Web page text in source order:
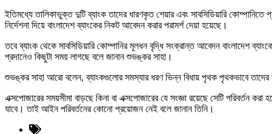
ইতিমধ্যে তালিকাভুক্ত দুটি ব্যাংক তাদের ধারণকৃত শেয়ার এবং সাবসিডিয়ারি
নির্দেশনা দিয়ে বাংলাদেশ ব্যাংকের নিকট আবেদন করার পরামর্শ দেয়া হয়েছে।
তবে ব্যাংক থেকে সাবসিডিয়ারি কোম্পানির মূলধন বৃদ্ধি সংক্রান্ত আবেদন বাংলাদেশ
প্রদানেও কিছুটা সময় লাগছে বলে জানান শুভঙ্কর সাহা।
শুভঙ্কর সাহা আরো বলেন, ব্যাংকগুলোর সমস্যার ধরণ ভিন্ন বিধায় পৃথক পৃথকভাবে তাদের
এক্সপোজারের সময়সীমা বাড়ছে কিনা বা এক্সপোজারের যে সংজ্ঞা রয়েছে সেটি পরিবর্তন
যাবে। তাই আইন পরিবর্তনের কোনো প্রয়োজন নেই বলে জানান তিনি।